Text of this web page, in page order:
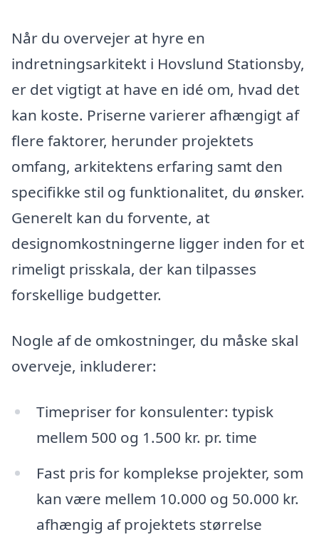
Når du overvejer at hyre en
indretningsarkitekt i Hovslund Stationsby,
er det vigtigt at have en idé om, hvad det
kan koste. Priserne varierer afhængigt af
flere faktorer, herunder projektets
omfang, arkitektens erfaring samt den
specifikke stil og funktionalitet, du ønsker.
Generelt kan du forvente, at
designomkostningerne ligger inden for et
rimeligt prisskala, der kan tilpasses
forskellige budgetter.
Nogle af de omkostninger, du måske skal
overveje, inkluderer:
Timepriser for konsulenter: typisk
mellem 500 og 1.500 kr. pr. time
Fast pris for komplekse projekter, som
kan være mellem 10.000 og 50.000 kr.
afhængig af projektets størrelse